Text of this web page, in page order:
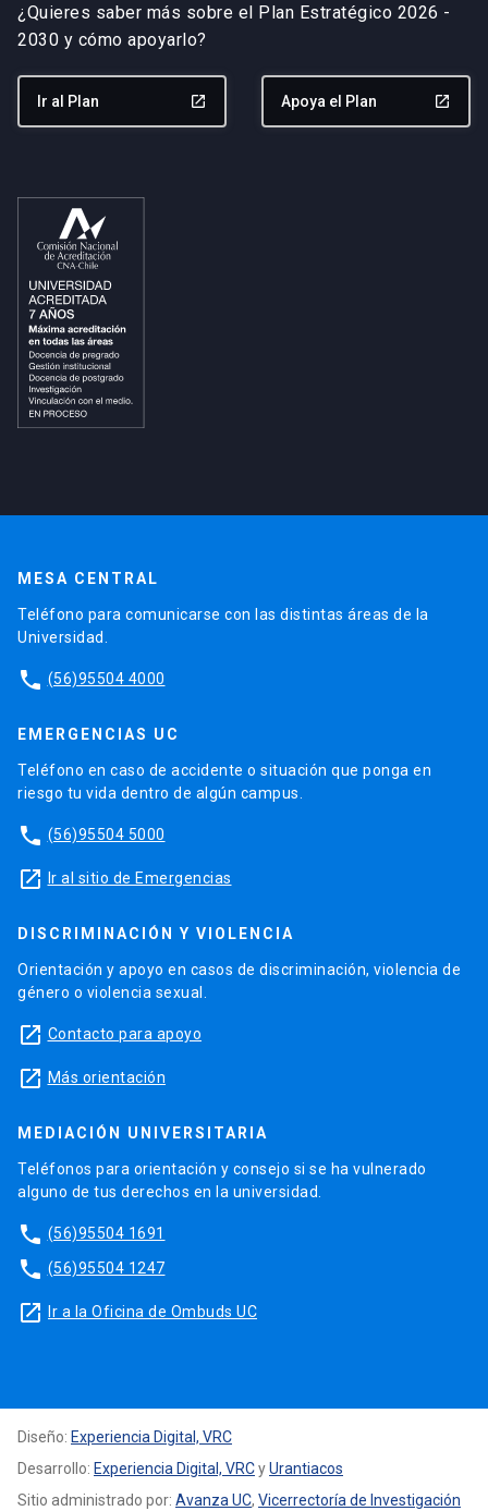
¿Quieres saber más sobre el Plan Estratégico 2026 -
2030 y cómo apoyarlo?
Ir al Plan launch Apoya el Plan launch
MESA CENTRAL
Teléfono para comunicarse con las distintas áreas de la
Universidad.
phone (56)95504 4000
EMERGENCIAS UC
Teléfono en caso de accidente o situación que ponga en
riesgo tu vida dentro de algún campus.
phone (56)95504 5000
launch Ir al sitio de Emergencias
DISCRIMINACIÓN Y VIOLENCIA
Orientación y apoyo en casos de discriminación, violencia de
género o violencia sexual.
launch Contacto para apoyo
launch Más orientación
MEDIACIÓN UNIVERSITARIA
Teléfonos para orientación y consejo si se ha vulnerado
alguno de tus derechos en la universidad.
phone (56)95504 1691
phone (56)95504 1247
launch Ir a la Oficina de Ombuds UC
Diseño: Experiencia Digital, VRC
Desarrollo: Experiencia Digital, VRCyUrantiacos
Sitio administrado por: Avanza UC, Vicerrectoría de Investigación